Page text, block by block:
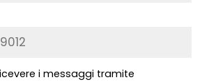
i messaggi tramite